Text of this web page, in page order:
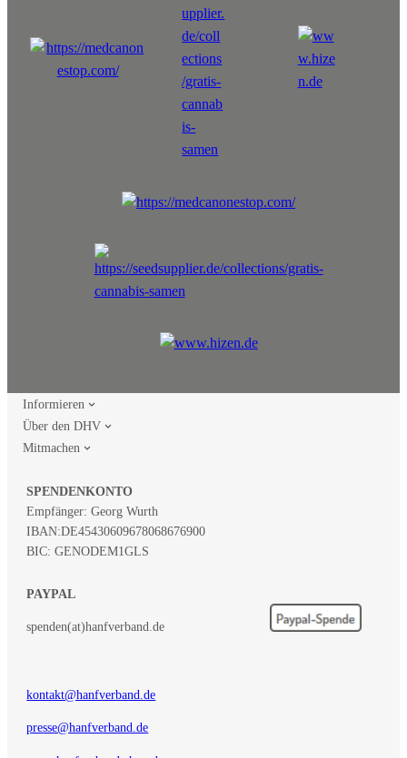
Informieren
Über den DHV
Mitmachen
SPENDENKONTO
Empfänger: Georg Wurth
IBAN:DE45430609678068676900
BIC: GENODEM1GLS
PAYPAL
spenden(at)hanfverband.de
kontakt@hanfverband.de
presse@hanfverband.de